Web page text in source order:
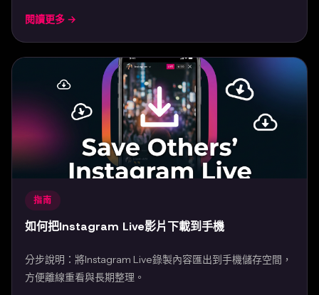
Mar 23, 2026
閱讀更多 →
指南
如何把Instagram Live影片下載到手機
分步說明：將Instagram Live錄製內容匯出到手機儲存空間，
方便離線重看與長期整理。